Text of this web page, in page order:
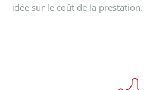
idée sur le coût de la prestation.